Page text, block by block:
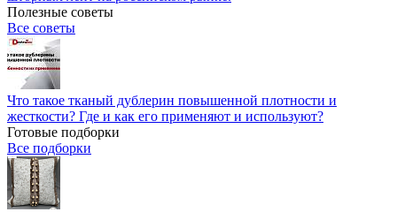
Полезные советы
Все советы
Что такое тканый дублерин повышенной плотности и
жесткости? Где и как его применяют и используют?
Готовые подборки
Все подборки